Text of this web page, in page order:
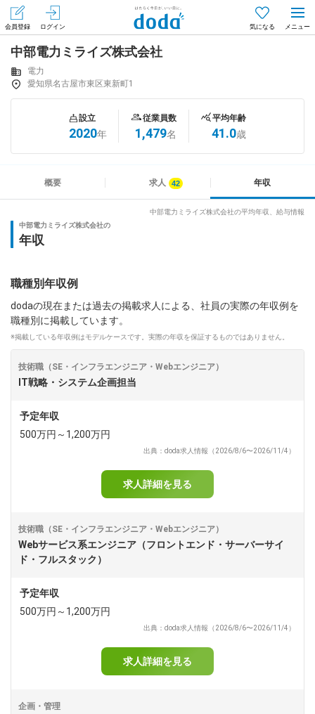
会員登録 ログイン 気になる
はじめてdodaをご利用される方へ
求人を紹介してもらう
知りたい・聞きたい
専門サイト
dodaチャットサポート
自動案内は24時間365日対応
転職の「モヤモヤ」、一人で悩まず
気軽に相談してみませんか？
今の仕事を続けるべき？
サイトマップ
中部電力ミライズ株式会社
電力
愛知県名古屋市東区東新町1
設立
2020年
従業員数
1,479名
平均年齢
41.0歳
概要 求人 年収
中部電力ミライズ株式会社の平均年収、給与情報
中部電力ミライズ株式会社の
年収
職種別年収例
dodaの現在または過去の掲載求人による、社員の実際の年収例を
職種別に掲載しています。
※掲載している年収例はモデルケースです。実際の年収を保証するものではありません。
技術職（SE・インフラエンジニア・Webエンジニア）
IT戦略・システム企画担当
予定年収
500万円～1,200万円
出典：doda求人情報（2026/8/6〜2026/11/4）
求人詳細を見る
技術職（SE・インフラエンジニア・Webエンジニア）
Webサービス系エンジニア（フロントエンド・サーバーサイ
ド・フルスタック）
予定年収
500万円～1,200万円
出典：doda求人情報（2026/8/6〜2026/11/4）
求人詳細を見る
企画・管理